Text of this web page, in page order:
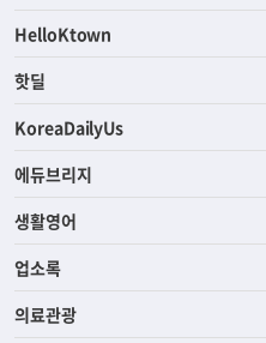
HelloKtown
핫딜
KoreaDailyUs
에듀브리지
생활영어
업소록
의료관광